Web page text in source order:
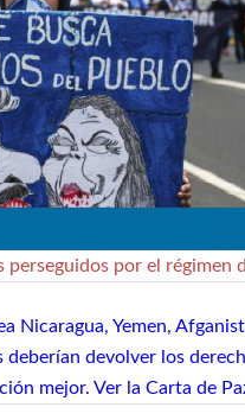
perseguidos por el régimen
Nicaragua, Yemen,
deberían devolver los
mejor. Ver la Carta de